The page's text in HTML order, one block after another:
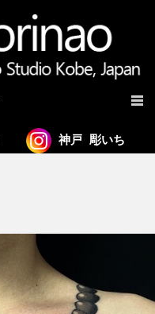
神戸 彫いち